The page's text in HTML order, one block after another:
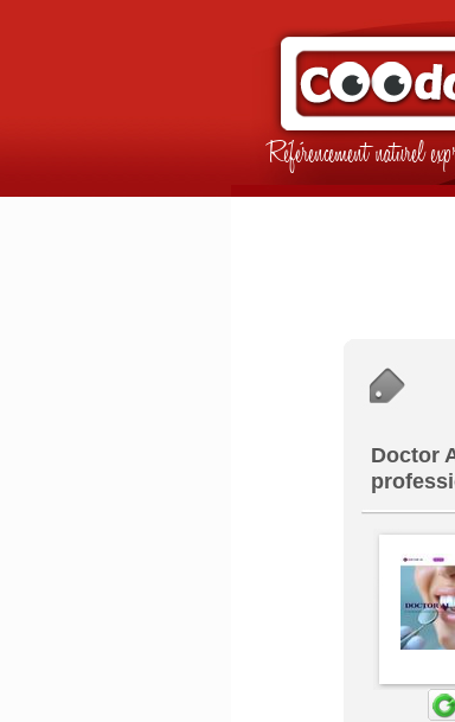
Référencement naturel
Doctor